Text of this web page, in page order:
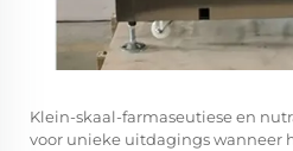
Klein-skaal-farmaseutiese en
voor unieke uitdagings wanneer